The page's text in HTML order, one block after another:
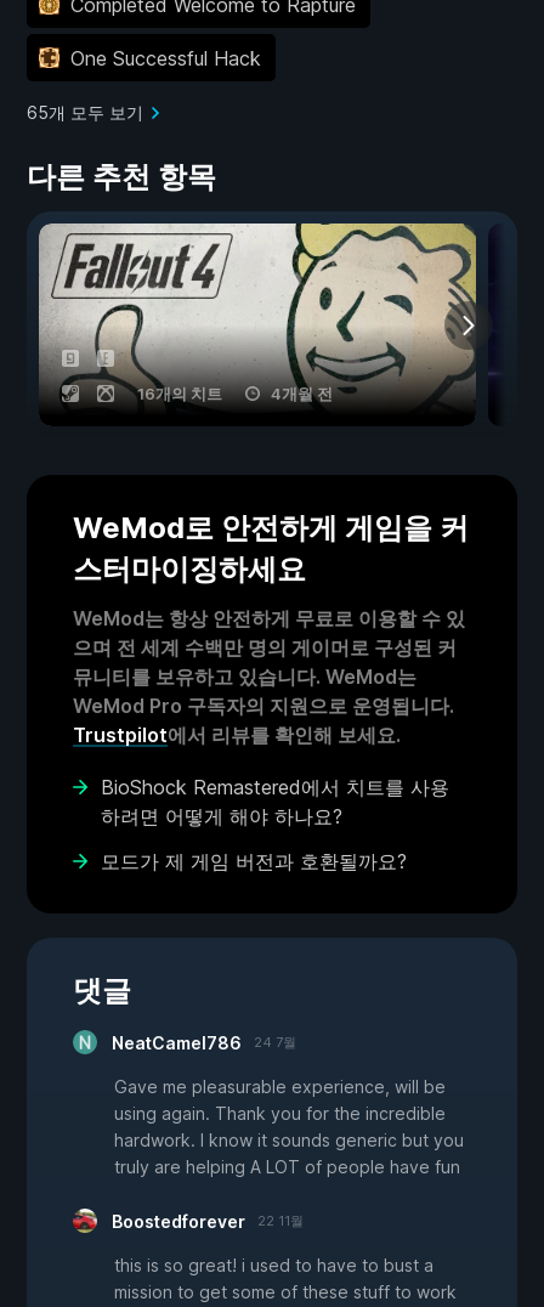
One Successful Hack
65개 모두 보기
다른 추천 항목
16개의 치트 4개월 전
WeMod로 안전하게 게임을 커
스터마이징하세요
WeMod는 항상 안전하게 무료로 이용할 수 있
으며 전 세계 수백만 명의 게이머로 구성된 커
뮤니티를 보유하고 있습니다. WeMod는
WeMod Pro 구독자의 지원으로 운영됩니다.
Trustpilot에서 리뷰를 확인해 보세요.
BioShock Remastered에서 치트를 사용
하려면 어떻게 해야 하나요?
모드가 제 게임 버전과 호환될까요?
댓글
NeatCamel786 24 7월
Gave me pleasurable experience, will be
using again. Thank you for the incredible
hardwork. I know it sounds generic but you
truly are helping A LOT of people have fun
Boostedforever 22 11월
this is so great! i used to have to bust a
mission to get some of these stuff to work